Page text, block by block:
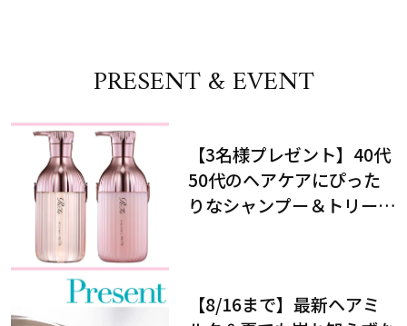
PRESENT & EVENT
【3名様プレゼント】40代
50代のヘアケアにぴった
りなシャンプー＆トリート
【8/16まで】最新ヘアミ